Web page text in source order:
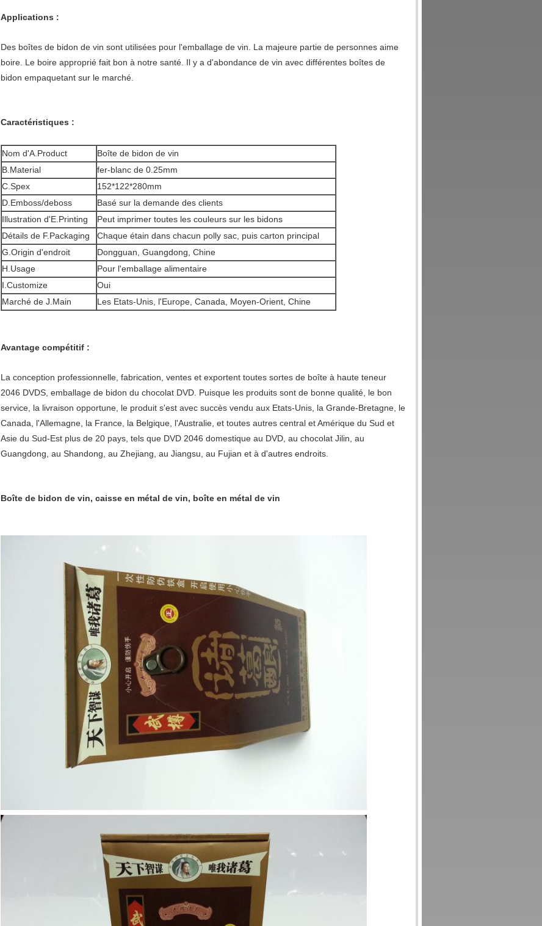
Applications :
Des boîtes de bidon de vin sont utilisées pour l'emballage de vin. La majeure partie de personnes aime
boire. Le boire approprié fait bon à notre santé. Il y a d'abondance de vin avec différentes boîtes de
bidon empaquetant sur le marché.
Caractéristiques :
Nom d'A.Product
Boîte de bidon de vin
B.Material
fer-blanc de 0.25mm
C.Spex
152*122*280mm
D.Emboss/deboss
Basé sur la demande des clients
Illustration d'E.Printing
Peut imprimer toutes les couleurs sur les bidons
Détails de F.Packaging
Chaque étain dans chacun polly sac, puis carton principal
G.Origin d'endroit
Dongguan, Guangdong, Chine
H.Usage
Pour l'emballage alimentaire
I.Customize
Oui
Marché de J.Main
Les Etats-Unis, l'Europe, Canada, Moyen-Orient, Chine
Avantage compétitif :
La conception professionnelle, fabrication, ventes et exportent toutes sortes de boîte à haute teneur
2046 DVDS, emballage de bidon du chocolat DVD. Puisque les produits sont de bonne qualité, le bon
service, la livraison opportune, le produit s'est avec succès vendu aux Etats-Unis, la Grande-Bretagne, le
Canada, l'Allemagne, la France, la Belgique, l'Australie, et toutes autres central et Amérique du Sud et
Asie du Sud-Est plus de 20 pays, tels que DVD 2046 domestique au DVD, au chocolat Jilin, au
Guangdong, au Shandong, au Zhejiang, au Jiangsu, au Fujian et à d'autres endroits.
Boîte de bidon de vin, caisse en métal de vin, boîte en métal de vin